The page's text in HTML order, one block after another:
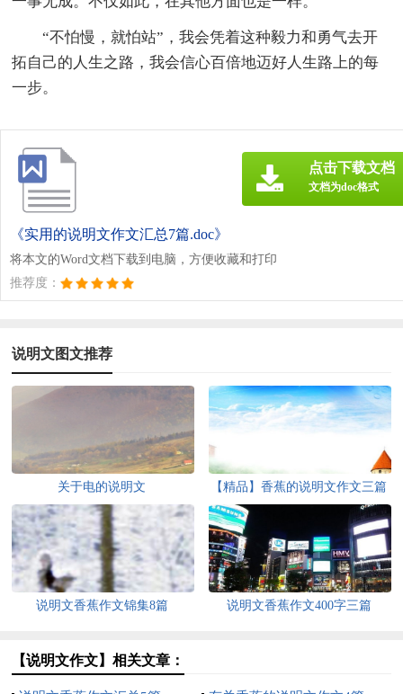
“不怕慢，就怕站”，我会凭着这种毅力和勇气去开
拓自己的人生之路，我会信心百倍地迈好人生路上的每
一步。
《实用的说明文作文汇总7篇.doc》
将本文的Word文档下载到电脑，方便收藏和打印
推荐度：
点击下载文档
文档为doc格式
说明文图文推荐
关于电的说明文 【精品】香蕉的说明文作文三篇
说明文香蕉作文锦集8篇 说明文香蕉作文400字三篇
【说明文作文】相关文章：